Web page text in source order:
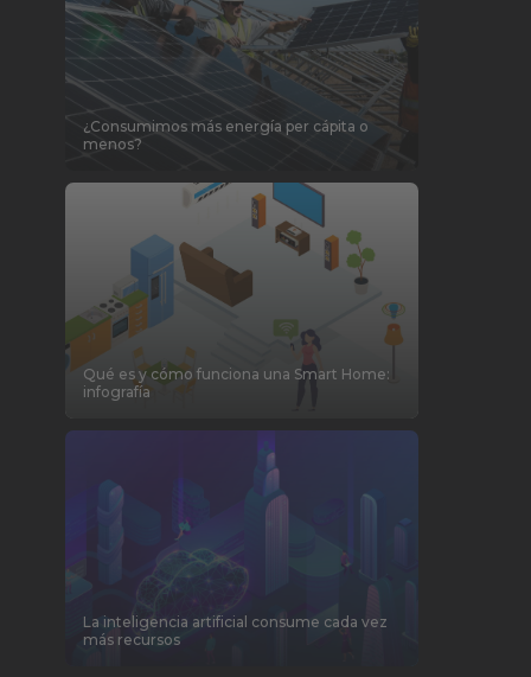
¿Consumimos más energía per cápita o
menos?
Qué es y cómo funciona una Smart Home:
infografía
La inteligencia artificial consume cada vez
más recursos